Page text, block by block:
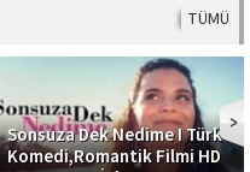
TÜMÜ
Sonsuza Dek Nedime I Türk
Komedi,Romantik Filmi HD